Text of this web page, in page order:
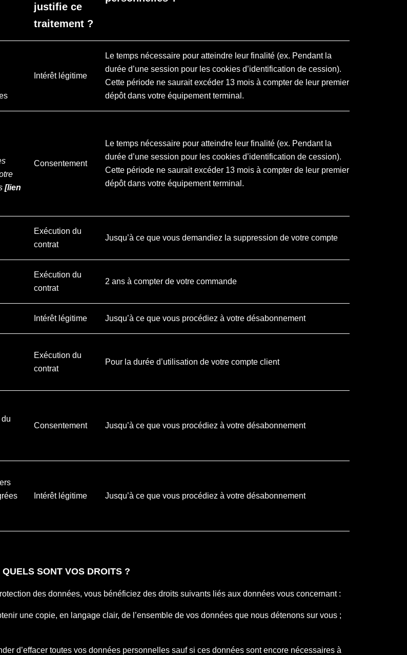
justifie ce
traitement ?
Intérêt légitime
Le temps nécessaire pour atteindre leur finalité (ex. Pendant la
durée d’une session pour les cookies d’identification de cession).
Cette période ne saurait excéder 13 mois à compter de leur premier
dépôt dans votre équipement terminal.
[lien
Consentement
Le temps nécessaire pour atteindre leur finalité (ex. Pendant la
durée d’une session pour les cookies d’identification de cession).
Cette période ne saurait excéder 13 mois à compter de leur premier
dépôt dans votre équipement terminal.
Exécution du
contrat
Jusqu’à ce que vous demandiez la suppression de votre compte
Exécution du
contrat
2 ans à compter de votre commande
Intérêt légitime Jusqu’à ce que vous procédiez à votre désabonnement
Exécution du
contrat
Pour la durée d’utilisation de votre compte client
Consentement Jusqu’à ce que vous procédiez à votre désabonnement
Intérêt légitime Jusqu’à ce que vous procédiez à votre désabonnement
QUELS SONT VOS DROITS ?
des données, vous bénéficiez des droits suivants liés aux données vous concernant :
une copie, en langage clair, de l’ensemble de vos données que nous détenons sur vous ;
d’effacer toutes vos données personnelles sauf si ces données sont encore nécessaires à